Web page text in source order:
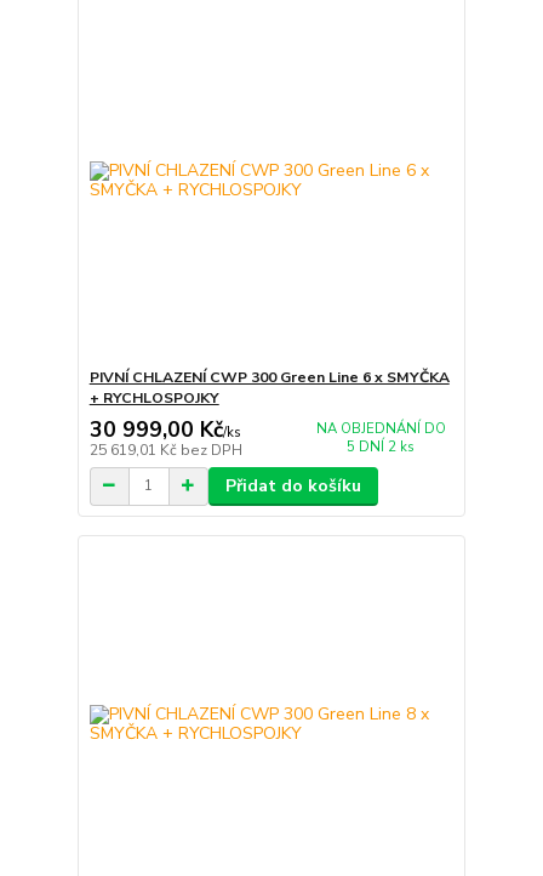
PIVNÍ CHLAZENÍ CWP 300 Green Line 6 x SMYČKA
+ RYCHLOSPOJKY
30 999,00 Kč/ks
25 619,01 Kč bez DPH
NA OBJEDNÁNÍ DO
5 DNÍ 2 ks
Přidat do košíku